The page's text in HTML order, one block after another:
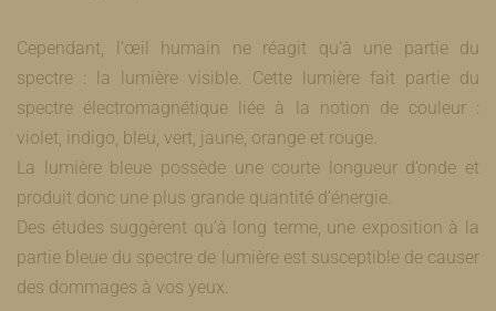
Cependant, l’œil humain ne réagit qu’à une partie du
spectre : la lumière visible. Cette lumière fait partie du
spectre électromagnétique liée à la notion de couleur :
violet, indigo, bleu, vert, jaune, orange et rouge.
La lumière bleue possède une courte longueur d’onde et
produit donc une plus grande quantité d’énergie.
Des études suggèrent qu’à long terme, une exposition à la
partie bleue du spectre de lumière est susceptible de causer
des dommages à vos yeux.